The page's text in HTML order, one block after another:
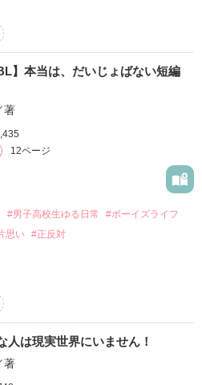
者 」
ロー。
品を読む
ﾟ+ﾟ*｡:ﾟ+ﾟ*
⁉」
させないんだから!!!」
ﾟ+ﾟ*｡:ﾟ+ﾟ*
熱を帯びていて
く
み）
）
品を読む
】本当は、だいじょばない短編
著
12ページ
#男子高校生ゆる日常
#ボーイズライフ
思い #正反対
。
んと
人は現実世界にいません！
著